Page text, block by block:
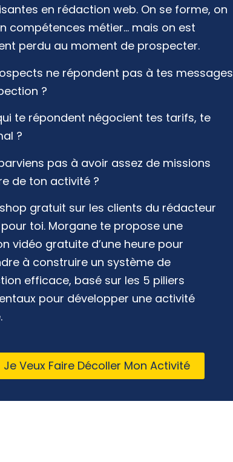
en rédaction web. On se forme, on
compétences métier… mais on est
perdu au moment de prospecter.
ne répondent pas à tes messages
?
te répondent négocient tes tarifs, te
?
pas à avoir assez de missions
de ton activité ?
gratuit sur les clients du rédacteur
toi. Morgane te propose une
vidéo gratuite d’une heure pour
à construire un système de
efficace, basé sur les 5 piliers
pour développer une activité
Je Veux Faire Décoller Mon Activité